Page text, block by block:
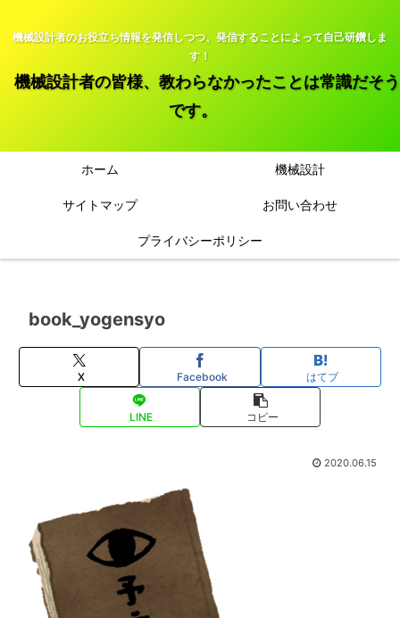
機械設計者のお役立ち情報を発信しつつ、発信することによって自己研鑽しま
す！
機械設計者の皆様、教わらなかったことは常識だそう
です。
ホーム 機械設計
サイトマップ お問い合わせ
プライバシーポリシー
book_yogensyo
X Facebook はてブ
LINE コピー
2020.06.15